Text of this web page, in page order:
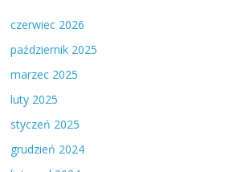
czerwiec 2026
październik 2025
marzec 2025
luty 2025
styczeń 2025
grudzień 2024